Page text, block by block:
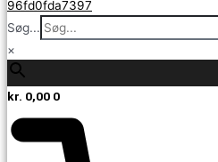
Søg...
×
kr. 0,00 0